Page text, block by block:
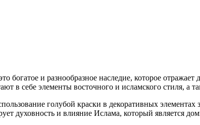
богатое и разнообразное наследие, которое
в себе элементы восточного и исламского стиля, а
голубой краски в декоративных элементах
духовность и влияние Ислама, который является